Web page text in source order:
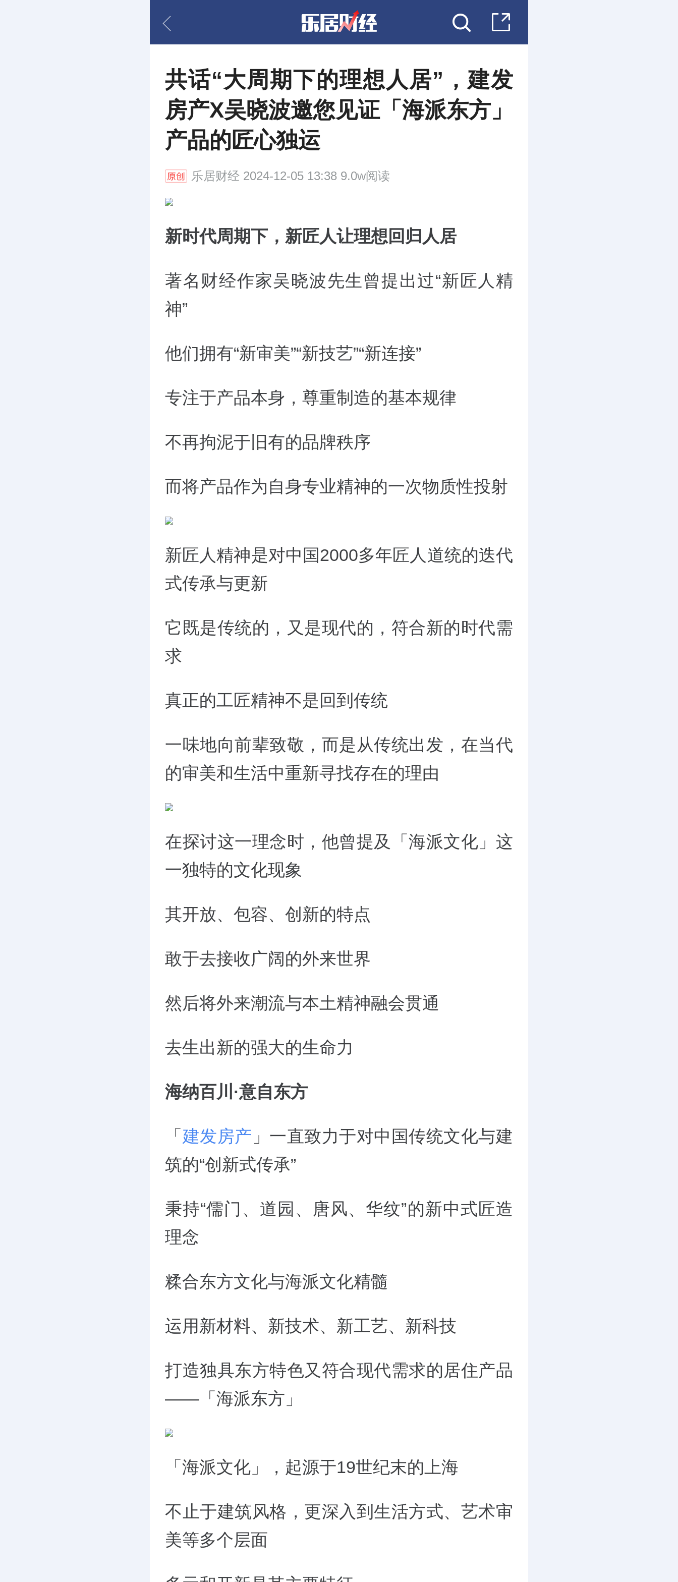
共话“大周期下的理想人居”，建发
房产X吴晓波邀您见证「海派东方」
产品的匠心独运
乐居财经 2024-12-05 13:38 9.0w阅读
新时代周期下，新匠人让理想回归人居
著名财经作家吴晓波先生曾提出过“新匠人精
神”
他们拥有“新审美”“新技艺”“新连接”
专注于产品本身，尊重制造的基本规律
不再拘泥于旧有的品牌秩序
而将产品作为自身专业精神的一次物质性投射
新匠人精神是对中国2000多年匠人道统的迭代
式传承与更新
它既是传统的，又是现代的，符合新的时代需
求
真正的工匠精神不是回到传统
一味地向前辈致敬，而是从传统出发，在当代
的审美和生活中重新寻找存在的理由
在探讨这一理念时，他曾提及「海派文化」这
一独特的文化现象
其开放、包容、创新的特点
敢于去接收广阔的外来世界
然后将外来潮流与本土精神融会贯通
去生出新的强大的生命力
海纳百川 ·意自东方
「 建发房产 」一直致力于对中国传统文化与建
筑的“创新式传承”
秉持“儒门、道园、唐风、华纹”的新中式匠造
理念
糅合东方文化与海派文化精髓
运用新材料、新技术、新工艺、新科技
打造独具东方特色又符合现代需求的居住产品
——「海派东方」
「海派文化」，起源于19世纪末的上海
不止于建筑风格，更深入到生活方式、艺术审
美等多个层面